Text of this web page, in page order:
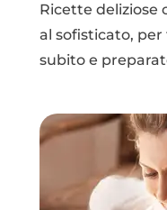
Ricette deliziose
al sofisticato,
subito e